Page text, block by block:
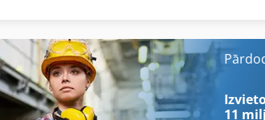
Pcv 55
Rl 852
Vermeer Rt
11